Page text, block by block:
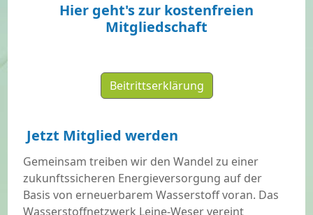
Hier geht's zur kostenfreien
Mitgliedschaft
Beitrittserklärung
Jetzt Mitglied werden
Gemeinsam treiben wir den Wandel zu einer
zukunftssicheren Energieversorgung auf der
Basis von erneuerbarem Wasserstoff voran. Das
Wasserstoffnetzwerk Leine-Weser vereint